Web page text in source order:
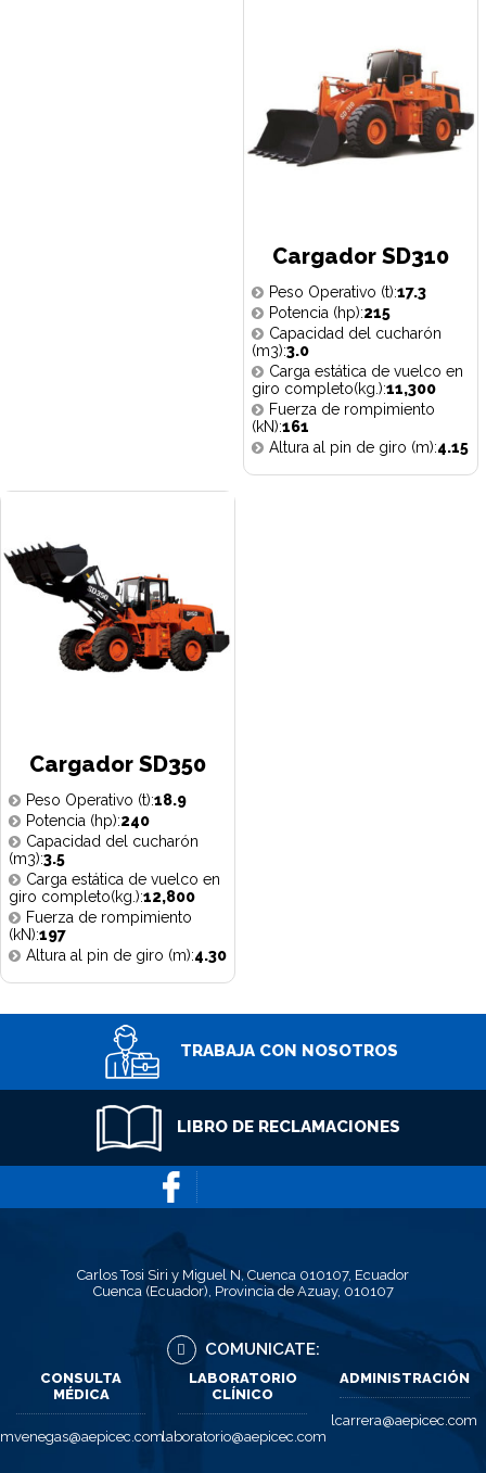
Cargador SD310
Peso Operativo (t):17.3
Potencia (hp):215
Capacidad del cucharón
(m3):3.0
Carga estática de vuelco en
giro completo(kg.):11,300
Fuerza de rompimiento
(kN):161
Altura al pin de giro (m):4.15
Cargador SD350
Peso Operativo (t):18.9
Potencia (hp):240
Capacidad del cucharón
(m3):3.5
Carga estática de vuelco en
giro completo(kg.):12,800
Fuerza de rompimiento
(kN):197
Altura al pin de giro (m):4.30
TRABAJA CON NOSOTROS
LIBRO DE RECLAMACIONES
Carlos Tosi Siri y Miguel N, Cuenca 010107, Ecuador
Cuenca (Ecuador), Provincia de Azuay, 010107
COMUNICATE:
CONSULTA
MÉDICA
mvenegas@aepicec.com
LABORATORIO
CLÍNICO
laboratorio@aepicec.com
ADMINISTRACIÓN
lcarrera@aepicec.com